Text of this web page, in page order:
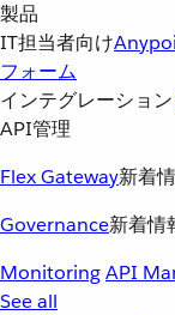
製品
IT担当者向け
フォーム
インテグレーション
API管理
Flex Gateway新着
Governance新着情
MonitoringAPI
See all